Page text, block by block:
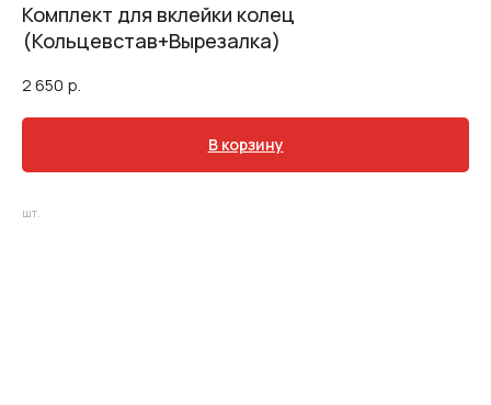
Комплект для вклейки колец
(Кольцевстав+Вырезалка)
2 650 р.
В корзину
шт.